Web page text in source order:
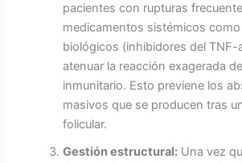
pacientes con rupturas
medicamentos sistémicos
biológicos (inhibidores del TNF-
atenuar la reacción exagerada
inmunitario. Esto previene los
masivos que se producen tras
folicular.
Gestión estructural:Una vez